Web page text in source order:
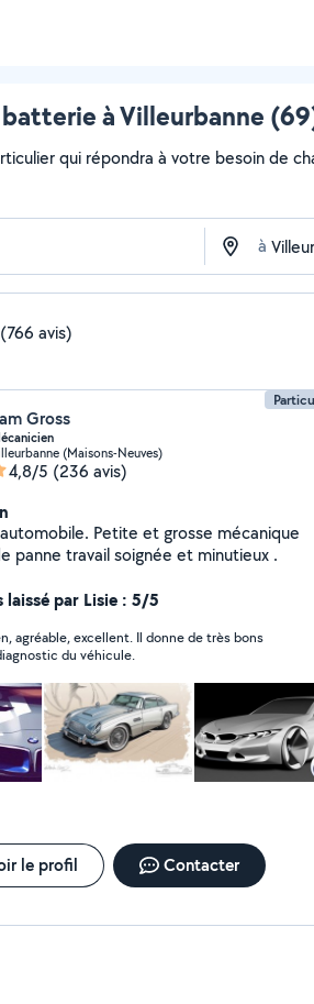
à Villeurbanne
qui répondra à votre besoin de
à
(766 avis)
Gross
(Maisons-Neuves)
4,8/5 (236 avis)
et grosse mécanique
panne travail soignée et minutieux .
laissé par Lisie : 5/5
agréable, excellent. Il donne de très bons
du véhicule.
le profil Contacter